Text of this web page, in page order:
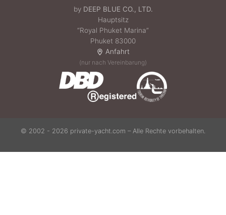
by DEEP BLUE CO., LTD.
Hauptsitz
“Royal Phuket Marina”
Phuket 83000
Anfahrt
(nur nach Vereinbarung)
© 2002 - 2026 private-yacht.com – Alle Rechte vorbehalten.